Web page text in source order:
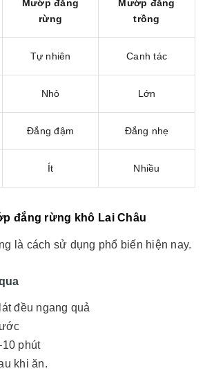
Mướp đắng
rừng
Mướp đắng
trồng
Tự nhiên Canh tác
Nhỏ Lớn
Đắng đậm Đắng nhẹ
Ít Nhiều
đắng rừng khô Lai Châu
là cách sử dụng phổ biến hiện nay.
đều ngang quả
phút
khi ăn.